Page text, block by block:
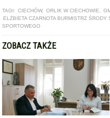
TAGI: CIECHÓW, ORLIK W CIECHOWIE
ELŻBIETA CZARNOTA BURMISTRZ ŚRODY
SPORTOWEGO
ZOBACZ TAKŻE